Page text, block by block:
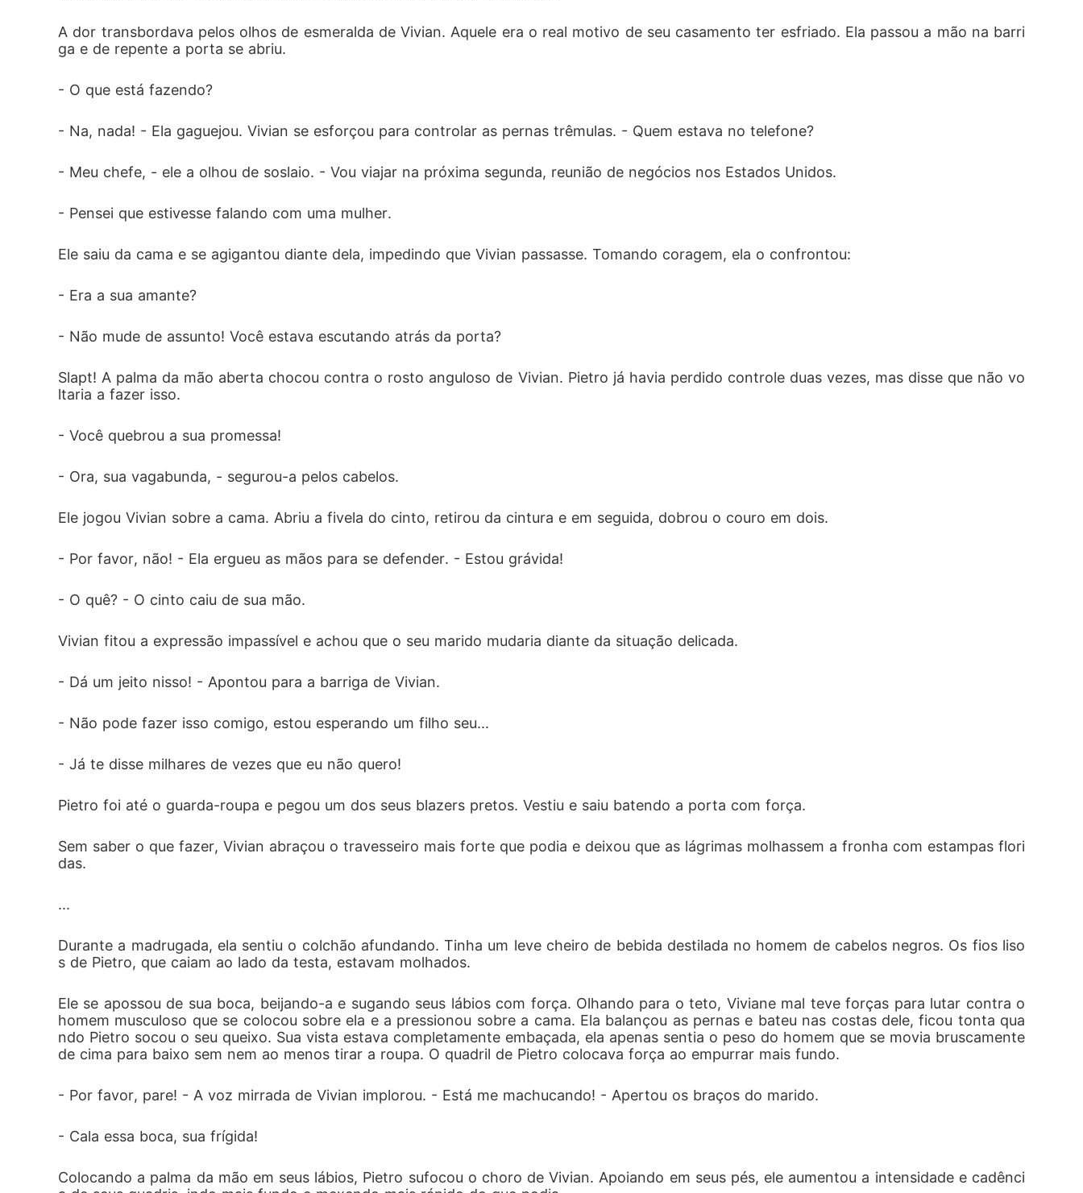
A dor transbordava pelos olhos de esmeralda de Vivian. Aquele era o real motivo de seu casamento ter esfriado. Ela passou a mão na barri
ga e de repente a porta se abriu.
- O que está fazendo?
- Na, nada! - Ela gaguejou. Vivian se esforçou para controlar as pernas trêmulas. - Quem estava no telefone?
- Meu chefe, - ele a olhou de soslaio. - Vou viajar na próxima segunda, reunião de negócios nos Estados Unidos.
- Pensei que estivesse falando com uma mulher.
Ele saiu da cama e se agigantou diante dela, impedindo que Vivian passasse. Tomando coragem, ela o confrontou:
- Era a sua amante?
- Não mude de assunto! Você estava escutando atrás da porta?
Slapt! A palma da mão aberta chocou contra o rosto anguloso de Vivian. Pietro já havia perdido controle duas vezes, mas disse que não vo
ltaria a fazer isso.
- Você quebrou a sua promessa!
- Ora, sua vagabunda, - segurou-a pelos cabelos.
Ele jogou Vivian sobre a cama. Abriu a fivela do cinto, retirou da cintura e em seguida, dobrou o couro em dois.
- Por favor, não! - Ela ergueu as mãos para se defender. - Estou grávida!
- O quê? - O cinto caiu de sua mão.
Vivian fitou a expressão impassível e achou que o seu marido mudaria diante da situação delicada.
- Dá um jeito nisso! - Apontou para a barriga de Vivian.
- Não pode fazer isso comigo, estou esperando um filho seu...
- Já te disse milhares de vezes que eu não quero!
Pietro foi até o guarda-roupa e pegou um dos seus blazers pretos. Vestiu e saiu batendo a porta com força.
Sem saber o que fazer, Vivian abraçou o travesseiro mais forte que podia e deixou que as lágrimas molhassem a fronha com estampas flori
das.
...
Durante a madrugada, ela sentiu o colchão afundando. Tinha um leve cheiro de bebida destilada no homem de cabelos negros. Os fios liso
s de Pietro, que caiam ao lado da testa, estavam molhados.
Ele se apossou de sua boca, beijando-a e sugando seus lábios com força. Olhando para o teto, Viviane mal teve forças para lutar contra o
homem musculoso que se colocou sobre ela e a pressionou sobre a cama. Ela balançou as pernas e bateu nas costas dele, ficou tonta qua
ndo Pietro socou o seu queixo. Sua vista estava completamente embaçada, ela apenas sentia o peso do homem que se movia bruscamente
de cima para baixo sem nem ao menos tirar a roupa. O quadril de Pietro colocava força ao empurrar mais fundo.
- Por favor, pare! - A voz mirrada de Vivian implorou. - Está me machucando! - Apertou os braços do marido.
- Cala essa boca, sua frígida!
Colocando a palma da mão em seus lábios, Pietro sufocou o choro de Vivian. Apoiando em seus pés, ele aumentou a intensidade e cadênci